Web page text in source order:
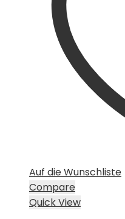
Auf die Wunschliste
Compare
Quick View